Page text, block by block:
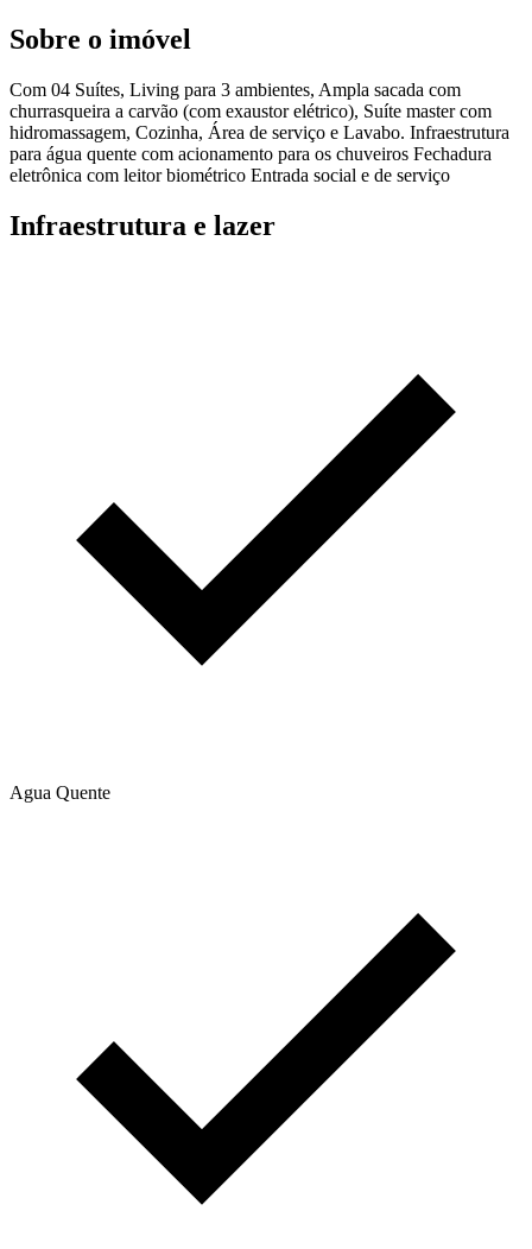
Sobre o imóvel
Com 04 Suítes, Living para 3 ambientes, Ampla sacada com
churrasqueira a carvão (com exaustor elétrico), Suíte master com
hidromassagem, Cozinha, Área de serviço e Lavabo. Infraestrutura
para água quente com acionamento para os chuveiros Fechadura
eletrônica com leitor biométrico Entrada social e de serviço
Infraestrutura e lazer
Agua Quente